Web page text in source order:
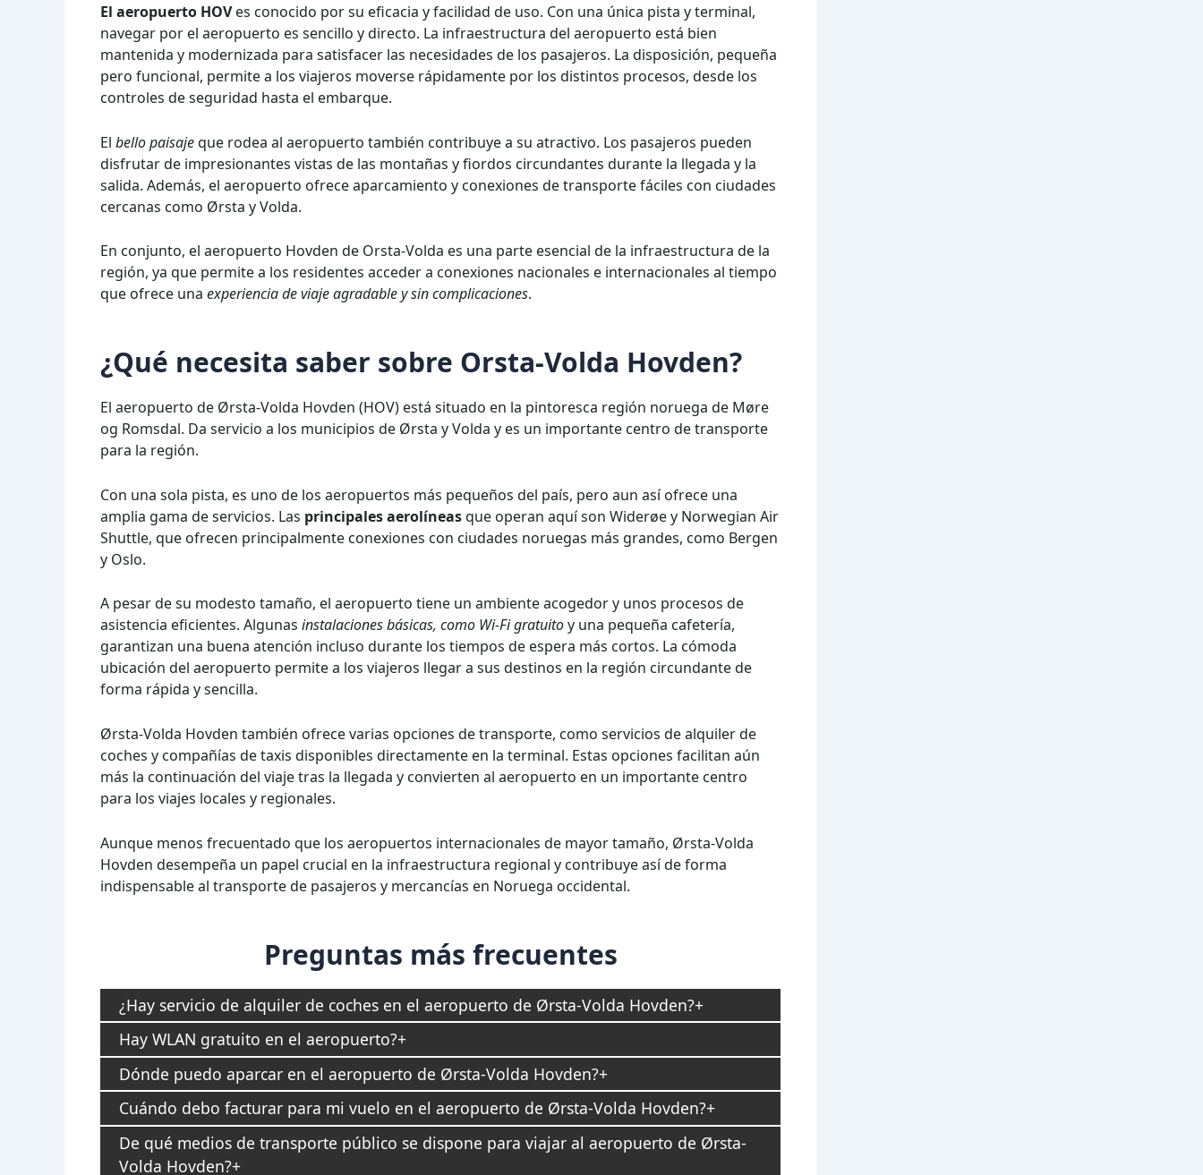
El aeropuerto HOVes conocido por su eficacia y facilidad de uso. Con una única pista y terminal,
navegar por el aeropuerto es sencillo y directo. La infraestructura del aeropuerto está bien
mantenida y modernizada para satisfacer las necesidades de los pasajeros. La disposición, pequeña
pero funcional, permite a los viajeros moverse rápidamente por los distintos procesos, desde los
controles de seguridad hasta el embarque.
El bello paisajeque rodea al aeropuerto también contribuye a su atractivo. Los pasajeros pueden
disfrutar de impresionantes vistas de las montañas y fiordos circundantes durante la llegada y la
salida. Además, el aeropuerto ofrece aparcamiento y conexiones de transporte fáciles con ciudades
cercanas como Ørsta y Volda.
En conjunto, el aeropuerto Hovden de Orsta-Volda es una parte esencial de la infraestructura de la
región, ya que permite a los residentes acceder a conexiones nacionales e internacionales al tiempo
que ofrece una experiencia de viaje agradable y sin complicaciones.
¿Qué necesita saber sobre Orsta-Volda Hovden?
El aeropuerto de Ørsta-Volda Hovden (HOV) está situado en la pintoresca región noruega de Møre
og Romsdal. Da servicio a los municipios de Ørsta y Volda y es un importante centro de transporte
para la región.
Con una sola pista, es uno de los aeropuertos más pequeños del país, pero aun así ofrece una
amplia gama de servicios. Las principales aerolíneasque operan aquí son Widerøe y Norwegian Air
Shuttle, que ofrecen principalmente conexiones con ciudades noruegas más grandes, como Bergen
y Oslo.
A pesar de su modesto tamaño, el aeropuerto tiene un ambiente acogedor y unos procesos de
asistencia eficientes. Algunas instalaciones básicas, como Wi-Fi gratuitoy una pequeña cafetería,
garantizan una buena atención incluso durante los tiempos de espera más cortos. La cómoda
ubicación del aeropuerto permite a los viajeros llegar a sus destinos en la región circundante de
forma rápida y sencilla.
Ørsta-Volda Hovden también ofrece varias opciones de transporte, como servicios de alquiler de
coches y compañías de taxis disponibles directamente en la terminal. Estas opciones facilitan aún
más la continuación del viaje tras la llegada y convierten al aeropuerto en un importante centro
para los viajes locales y regionales.
Aunque menos frecuentado que los aeropuertos internacionales de mayor tamaño, Ørsta-Volda
Hovden desempeña un papel crucial en la infraestructura regional y contribuye así de forma
indispensable al transporte de pasajeros y mercancías en Noruega occidental.
Preguntas más frecuentes
¿Hay servicio de alquiler de coches en el aeropuerto de Ørsta-Volda Hovden?
Hay WLAN gratuito en el aeropuerto?
Dónde puedo aparcar en el aeropuerto de Ørsta-Volda Hovden?
Cuándo debo facturar para mi vuelo en el aeropuerto de Ørsta-Volda Hovden?
De qué medios de transporte público se dispone para viajar al aeropuerto de Ørsta-
Volda Hovden?